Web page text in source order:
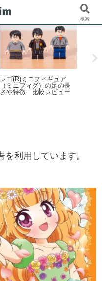
レゴ(R)ミニフィギュア
（ミニフィグ）の足の長
さや特徴 比較レビュー
利用しています。
検索